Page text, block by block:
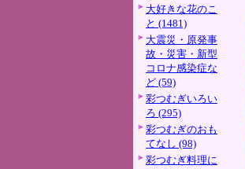
大好きな花のこ
と (1481)
大震災・原発事
故・災害・新型
コロナ感染症な
ど (59)
彩つむぎいろい
ろ (295)
彩つむぎのおも
てなし (98)
彩つむぎ料理に